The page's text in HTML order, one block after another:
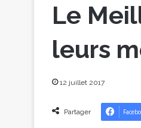
Le
leurs
12 juillet 2017
Partager